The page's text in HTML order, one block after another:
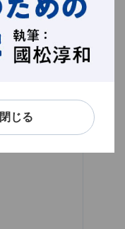
閉じる
閉じる